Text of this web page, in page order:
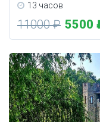
13 часов
11000 ₽ 5500